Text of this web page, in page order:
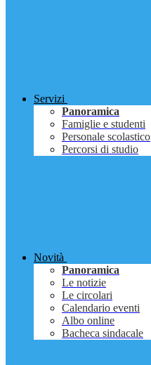
Servizi
Panoramica
Famiglie e studenti
Personale scolastico
Percorsi di studio
Novità
Panoramica
Le notizie
Le circolari
Calendario eventi
Albo online
Bacheca sindacale